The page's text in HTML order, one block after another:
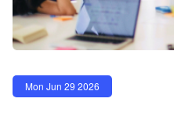
Mon Jun 29 2026